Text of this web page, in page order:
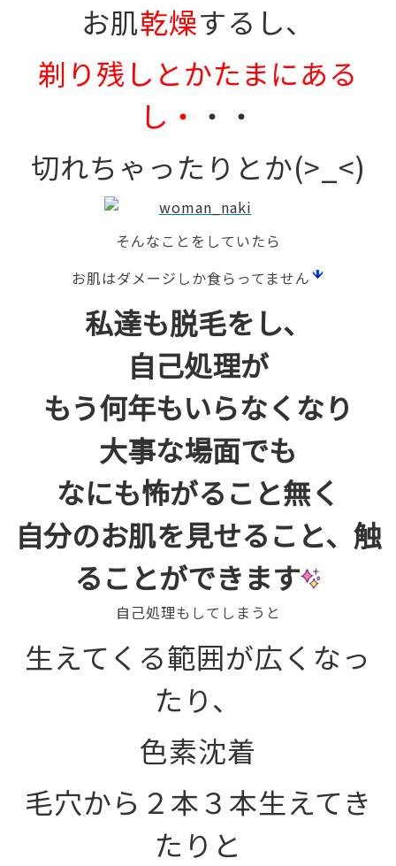
お肌乾燥するし、
剃り残しとかたまにある
し・ ・・
切れちゃったりとか(>_<)
そんなことをしていたら
お肌はダメージしか食らってません
私達も脱毛をし、
自己処理が
もう何年もいらなくなり
大事な場面でも
なにも怖がること無く
自分のお肌を見せること、触
ることができます
自己処理もしてしまうと
生えてくる範囲が広くなっ
たり、
色素沈着
毛穴から２本３本生えてき
たりと